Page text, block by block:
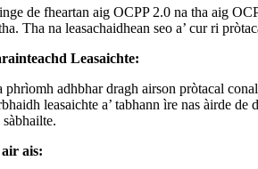
de fheartan aig OCPP 2.0 na tha aig
Tha na leasachaidhean seo a’ cur ri
Leasaichte:
phrìomh adhbhar dragh airson pròtacal
leasaichte a’ tabhann ìre nas àirde
ais: